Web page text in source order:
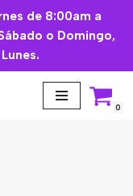
de 8:00am a
o Domingo,
0